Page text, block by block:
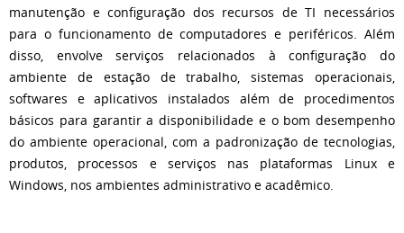
manutenção e configuração dos recursos de TI necessários
para o funcionamento de computadores e periféricos. Além
disso, envolve serviços relacionados à configuração do
ambiente de estação de trabalho, sistemas operacionais,
softwares e aplicativos instalados além de procedimentos
básicos para garantir a disponibilidade e o bom desempenho
do ambiente operacional, com a padronização de tecnologias,
produtos, processos e serviços nas plataformas Linux e
Windows, nos ambientes administrativo e acadêmico.